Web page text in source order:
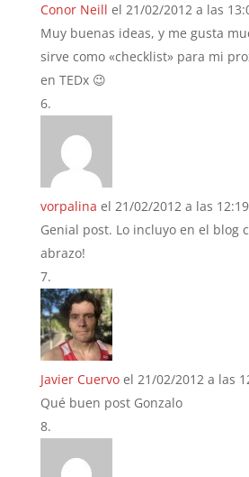
Conor Neill el 21/02/2012 a las
Muy buenas ideas, y me gusta
sirve como «checklist» para mi
en TEDx 😉
vorpalina el 21/02/2012 a las 12:19
Genial post. Lo incluyo en el blog
abrazo!
Javier Cuervo el 21/02/2012 a las
Qué buen post Gonzalo